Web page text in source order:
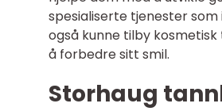
spesialiserte tjenester
også kunne tilby
å forbedre sitt smil.
Storhaug